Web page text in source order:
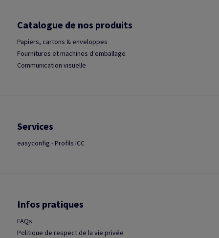
Catalogue de nos produits
Papiers, cartons & enveloppes
Fournitures et machines d'emballage
Communication visuelle
Services
easyconfig - Profils ICC
Infos pratiques
FAQs
Politique de respect de la vie privée